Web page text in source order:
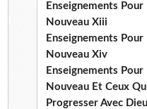
Enseignements Pour
Nouveau Xiii
Enseignements Pour
Nouveau Xiv
Enseignements Pour
Nouveau Et Ceux
Progresser Avec